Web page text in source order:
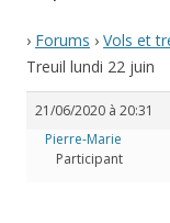
› Forums › Vols et
Treuil lundi 22 juin
21/06/2020 à 20:31
Pierre-Marie
Participant